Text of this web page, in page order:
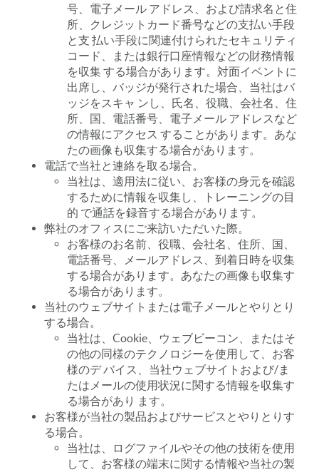
号、電子メール アドレス、および請求名と住
所、クレジットカード番号などの支払い手段
と支 払い手段に関連付けられたセキュリティ
コード、または銀行口座情報などの財務情報
を収集 する場合があります。対面イベントに
出席し、バッジが発行された場合、当社はバ
ッジをスキャ ンし、氏名、役職、会社名、住
所、国、電話番号、電子メール アドレスなど
の情報にアクセス することがあります。あな
たの画像も収集する場合があります。
電話で当社と連絡を取る場合。
当社は、適用法に従い、お客様の身元を確認
するために情報を収集し、トレーニングの目
的 で通話を録音する場合があります。
弊社のオフィスにご来訪いただいた際。
お客様のお名前、役職、会社名、住所、国、
電話番号、メールアドレス、到着日時を収集
する場合があります。あなたの画像も収集す
る場合があります。
当社のウェブサイトまたは電子メールとやりとり
する場合。
当社は、Cookie、ウェブビーコン、またはそ
の他の同様のテクノロジーを使用して、お客
様のデ バイス、当社ウェブサイトおよび/ま
たはメールの使用状況に関する情報を収集す
る場合があり ます。
お客様が当社の製品およびサービスとやりとりす
る場合。
当社は、ログファイルやその他の技術を使用
して、お客様の端末に関する情報や当社の製